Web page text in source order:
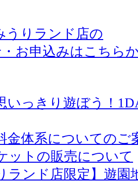
うりランド店の
お申込みはこちら
いっきり遊ぼう！
金体系についてのご
ットの販売について
ランド店限定】遊